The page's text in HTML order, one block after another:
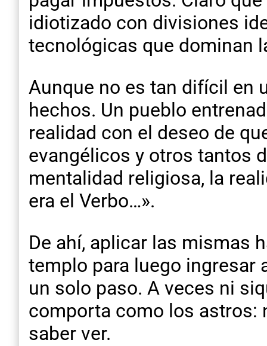
idiotizado con divisiones
tecnológicas que dominan
Aunque no es tan difícil en
hechos. Un pueblo
realidad con el deseo de
evangélicos y otros tantos
mentalidad religiosa, la
era el Verbo…».
De ahí, aplicar las mismas
templo para luego ingresar
un solo paso. A veces ni
comporta como los astros:
saber ver.